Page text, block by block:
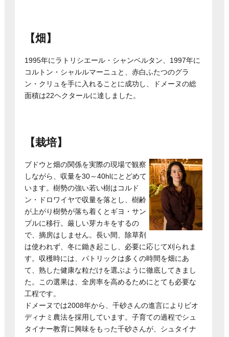
【畑】
1995年にラトリシエール・シャンベルタン、1997年に
コルトン・シャルルマーニュと、赤白ふたつのグラ
ン・クリュを手に入れることに成功し、ドメーヌの総
面積は22ヘクタールに達しました。
【栽培】
ブドウと畑の関係を実際の現場で観察
しながら、収量を30～40hlにとどめて
います。樹勢の強い若い樹はコルド
ン・ドロワイヤで収量を落とし、樹齢
が上がり樹勢が落ち着くとギヨ・サン
プルに移行。厳しい芽カキをするの
で、摘房はしません。長い間、除草剤
は使われず、冬に鋤き起こし、必要に応じて刈られま
す。収穫時には、パトリックは多くの時間を畑にあ
て、熟した健康な粒だけを選ぶように徹底してきまし
た。この選果は、全房率を高めるためにとても必要な
工程です。
ドメーヌでは2008年から、千砂さんの進言によりビオ
ディナミ農法を採用しています。子育ての過程でシュ
タイナー教育に興味をもった千砂さんが、シュタイナ